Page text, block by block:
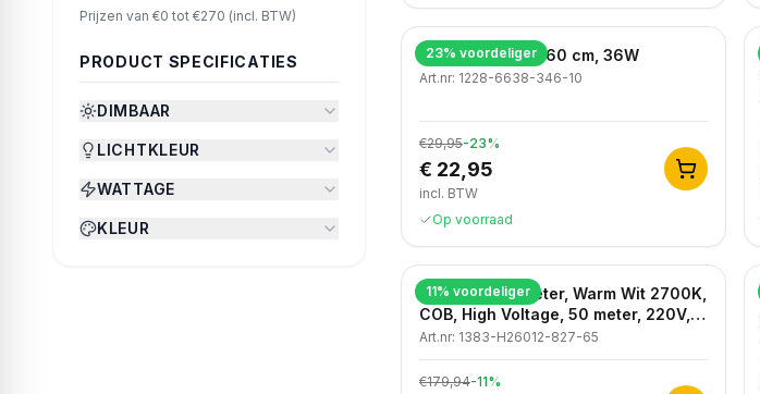
Prijzen van €0 tot €270 (incl. BTW)
PRODUCT SPECIFICATIES
DIMBAAR
LICHTKLEUR
WATTAGE
KLEUR
23% voordeliger
LED Paneel, 60x60 cm, 36W
Art.nr: 1228-6638-346-10
€29,95-23%
€ 22,95
incl. BTW
Op voorraad
11% voordeliger
LED strip, 50 meter, Warm Wit 2700K,
COB, High Voltage, 50 meter, 220V,
IP65
Art.nr: 1383-H26012-827-65
€179,94-11%